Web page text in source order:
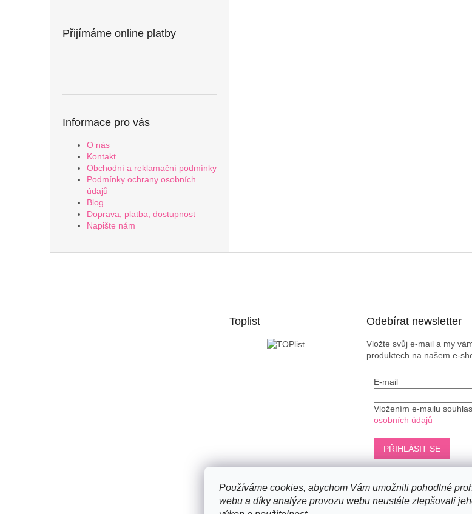
Používáme cookies, abychom Vám umožnili pohodlné
webu a díky analýze provozu webu neustále zlepšovali
Přijímáme online platby
Informace pro vás
O nás
Kontakt
Obchodní a reklamační podmínky
Podmínky ochrany osobních
údajů
Blog
Doprava, platba, dostupnost
Napište nám
Toplist Odebírat newsletter
Vložte svůj e-mail a my
produktech na našem e-
E-mail
Vložením e-mailu
osobních údajů
PŘIHLÁSIT SE
Shoptet.cz